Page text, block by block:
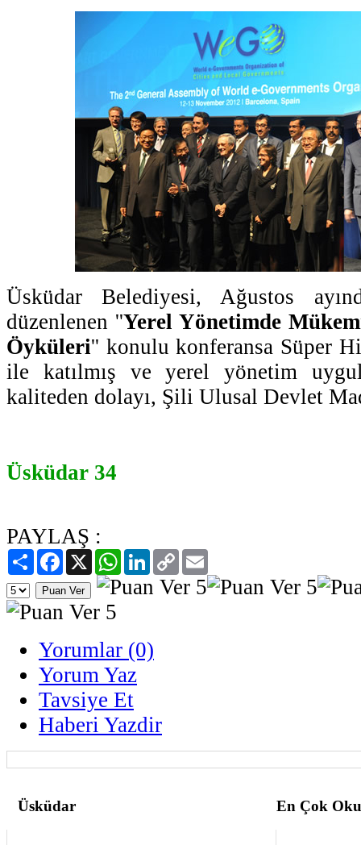
Üsküdar Belediyesi, Ağustos
düzenlenen ''Yerel Yönetimde
Öyküleri'' konulu konferansa Süper
ile katılmış ve yerel yönetim
kaliteden dolayı, Şili Ulusal Devlet
Üsküdar 34
PAYLAŞ :
PaylaşFacebook
X WhatsAppLinkedIn
Copy
Link
Yorumlar (0)
Yorum Yaz
Tavsiye Et
Haberi Yazdir
Üsküdar En Çok